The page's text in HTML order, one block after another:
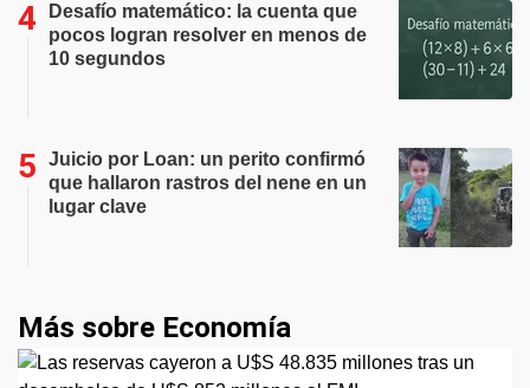
Desafío matemático: la cuenta que
pocos logran resolver en menos de
10 segundos
Juicio por Loan: un perito confirmó
que hallaron rastros del nene en un
lugar clave
Más sobre Economía